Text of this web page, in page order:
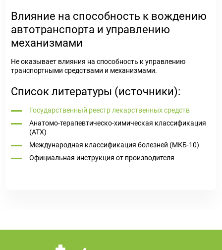
Влияние на способность к вождению
автотранспорта и управлению
механизмами
Не оказывает влияния на способность к управлению
транспортными средствами и механизмами.
Список литературы (источники):
Государственный реестр лекарственных средств
Анатомо-терапевтическо-химическая классификация
(ATX)
Международная классификация болезней (МКБ-10)
Официальная инструкция от производителя